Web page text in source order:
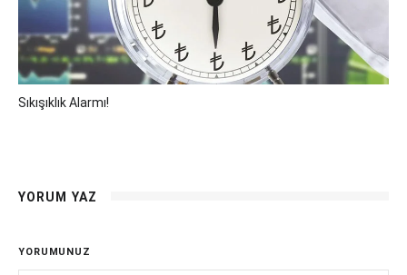
Sıkışıklık Alarmı!
YORUM YAZ
YORUMUNUZ